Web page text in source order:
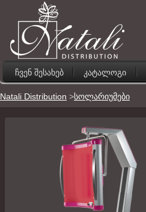
ჩვენ შესახებ კატალოგი
Natali Distribution >სოლარიუმები